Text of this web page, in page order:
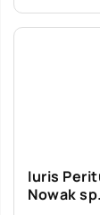
Iuris
Nowak